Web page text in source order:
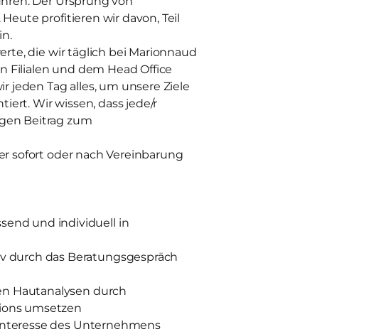
profitieren wir davon, Teil
die wir täglich bei Marionnaud
und dem Head Office
jeden Tag alles, um unsere Ziele
Wir wissen, dass jede/r
Beitrag zum
sofort oder nach Vereinbarung
und individuell in
durch das Beratungsgespräch
Hautanalysen durch
umsetzen
des Unternehmens